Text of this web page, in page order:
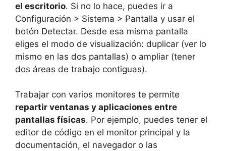
el escritorio. Si no lo hace, puedes ir a
Configuración > Sistema > Pantalla y usar el
botón Detectar. Desde esa misma pantalla
eliges el modo de visualización: duplicar (ver lo
mismo en las dos pantallas) o ampliar (tener
dos áreas de trabajo contiguas).
Trabajar con varios monitores te permite
repartir ventanas y aplicaciones entre
pantallas físicas. Por ejemplo, puedes tener el
editor de código en el monitor principal y la
documentación, el navegador o las